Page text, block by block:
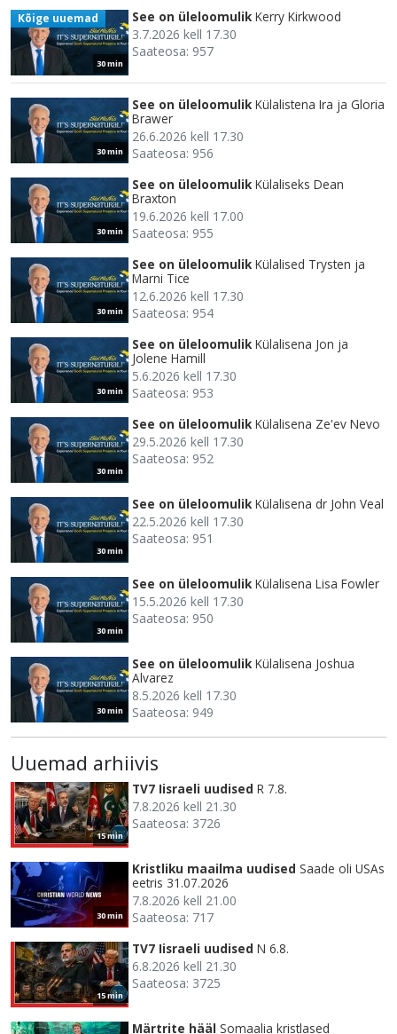
30 min
Kõige uuemad See on üleloomulik Kerry Kirkwood
3.7.2026 kell 17.30
Saateosa: 957
30 min
See on üleloomulik Külalistena Ira ja Gloria
Brawer
26.6.2026 kell 17.30
Saateosa: 956
30 min
See on üleloomulik Külaliseks Dean
Braxton
19.6.2026 kell 17.00
Saateosa: 955
30 min
See on üleloomulik Külalised Trysten ja
Marni Tice
12.6.2026 kell 17.30
Saateosa: 954
30 min
See on üleloomulik Külalisena Jon ja
Jolene Hamill
5.6.2026 kell 17.30
Saateosa: 953
30 min
See on üleloomulik Külalisena Ze'ev Nevo
29.5.2026 kell 17.30
Saateosa: 952
30 min
See on üleloomulik Külalisena dr John Veal
22.5.2026 kell 17.30
Saateosa: 951
30 min
See on üleloomulik Külalisena Lisa Fowler
15.5.2026 kell 17.30
Saateosa: 950
30 min
See on üleloomulik Külalisena Joshua
Alvarez
8.5.2026 kell 17.30
Saateosa: 949
Uuemad arhiivis
15 min
TV7 Iisraeli uudised R 7.8.
7.8.2026 kell 21.30
Saateosa: 3726
30 min
Kristliku maailma uudised Saade oli USAs
eetris 31.07.2026
7.8.2026 kell 21.00
Saateosa: 717
15 min
TV7 Iisraeli uudised N 6.8.
6.8.2026 kell 21.30
Saateosa: 3725
Märtrite hääl Somaalia kristlased